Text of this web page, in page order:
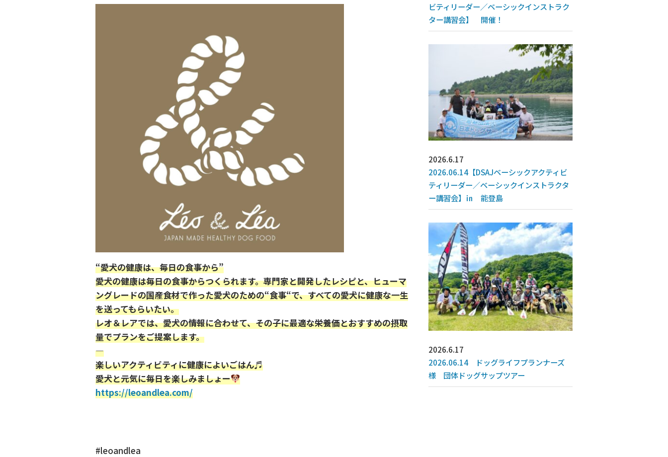
“愛犬の健康は、毎日の食事から”
愛犬の健康は毎日の食事からつくられます。専門家と開発したレシピと、ヒューマ
ングレードの国産食材で作った愛犬のための“食事“で、すべての愛犬に健康な一生
を送ってもらいたい。
レオ＆レアでは、愛犬の情報に合わせて、その子に最適な栄養価とおすすめの摂取
量でプランをご提案します。
—
楽しいアクティビティに健康によいごはん♬
愛犬と元気に毎日を楽しみましょー
https://leoandlea.com/
#leoandlea
ビティリーダー／ベーシックインストラク
ター講習会】 開催！
2026.6.17
2026.06.14【DSAJベーシックアクティビ
ティリーダー／ベーシックインストラクタ
ー講習会】㏌ 能登島
2026.6.17
2026.06.14 ドッグライフプランナーズ
様 団体ドッグサップツアー